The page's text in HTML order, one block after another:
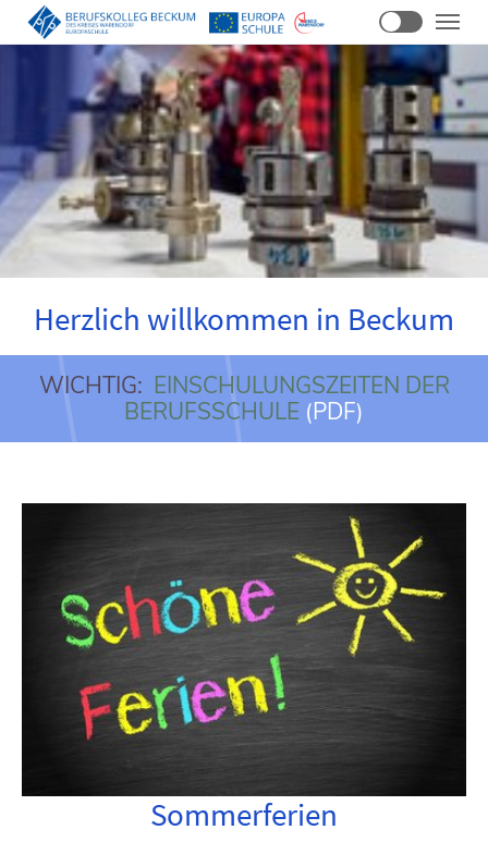
Zum
Hauptinhalt
Herzlich willkommen in Beckum
WICHTIG: EINSCHULUNGSZEITEN DER
BERUFSSCHULE (PDF)
Sommerferien